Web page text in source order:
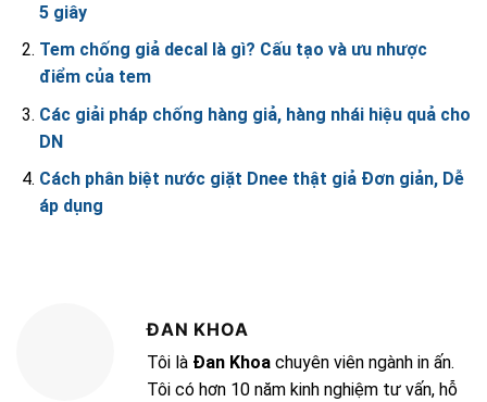
5 giây
Tem chống giả decal là gì? Cấu tạo và ưu nhược
điểm của tem
Các giải pháp chống hàng giả, hàng nhái hiệu quả cho
DN
Cách phân biệt nước giặt Dnee thật giả Đơn giản, Dễ
áp dụng
ĐAN KHOA
Tôi là Đan Khoa chuyên viên ngành in ấn.
Tôi có hơn 10 năm kinh nghiệm tư vấn, hỗ